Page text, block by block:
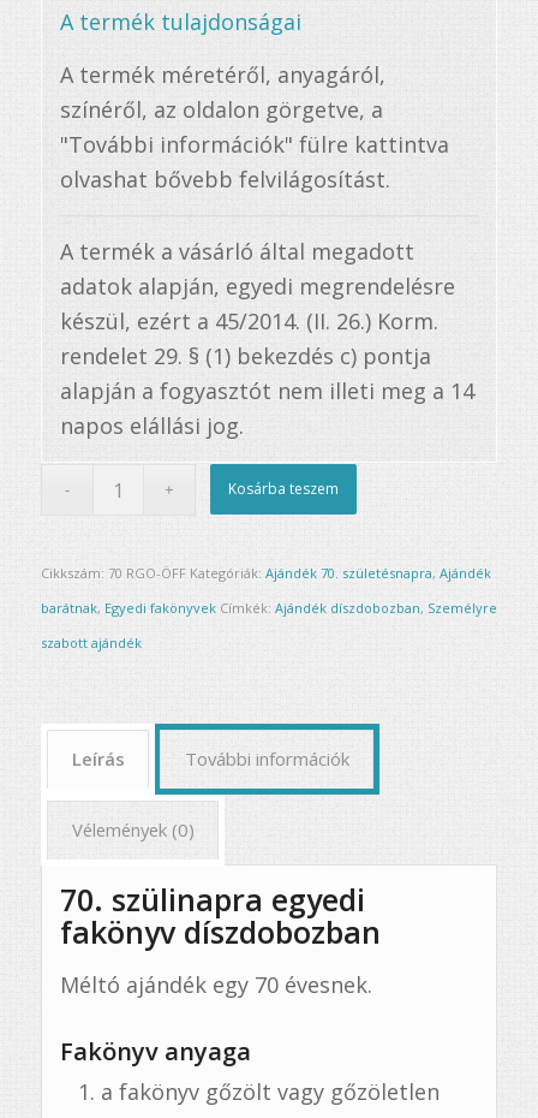
A termék tulajdonságai
A termék méretéről, anyagáról,
színéről, az oldalon görgetve, a
"További információk" fülre kattintva
olvashat bővebb felvilágosítást.
A termék a vásárló által megadott
adatok alapján, egyedi megrendelésre
készül, ezért a 45/2014. (II. 26.) Korm.
rendelet 29. § (1) bekezdés c) pontja
alapján a fogyasztót nem illeti meg a 14
napos elállási jog.
Kosárba teszem
Cikkszám: 70 RGO-ÖFF Kategóriák: Ajándék 70. születésnapra, Ajándék
barátnak, Egyedi fakönyvek Címkék: Ajándék díszdobozban, Személyre
szabott ajándék
Leírás További információk
Vélemények (0)
70. szülinapra egyedi
fakönyv díszdobozban
Méltó ajándék egy 70 évesnek.
Fakönyv anyaga
a fakönyv gőzölt vagy gőzöletlen